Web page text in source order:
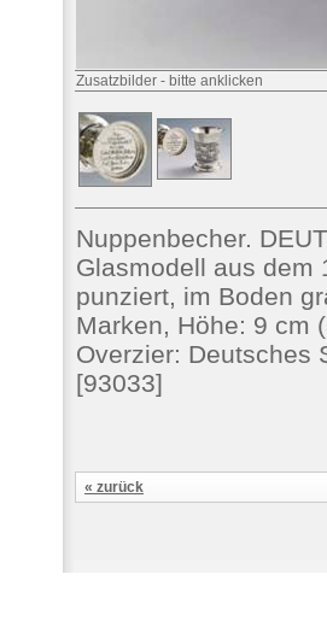
Zusatzbilder - bitte anklicken
Nuppenbecher.
Glasmodell aus dem
punziert, im Boden
Marken, Höhe: 9 cm
Overzier: Deutsches
[93033]
« zurück